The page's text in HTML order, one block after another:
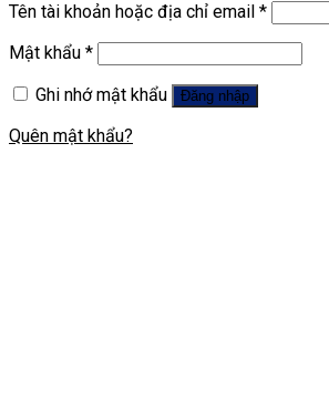
Tên tài khoản hoặc địa chỉ email *
Mật khẩu *
Ghi nhớ mật khẩu
Đăng nhập
Quên mật khẩu?